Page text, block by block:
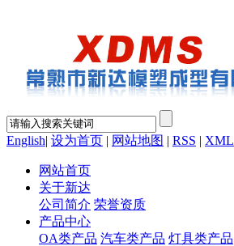
English| 设为首页 | 网站地图 | RSS | XML
网站首页
关于新达
公司简介 荣誉资质
产品中心
OA类产品 汽车类产品 灯具类产品